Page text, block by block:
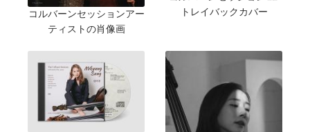
コルバーンセッションアー
ティストの肖像画
トレイバックカバー